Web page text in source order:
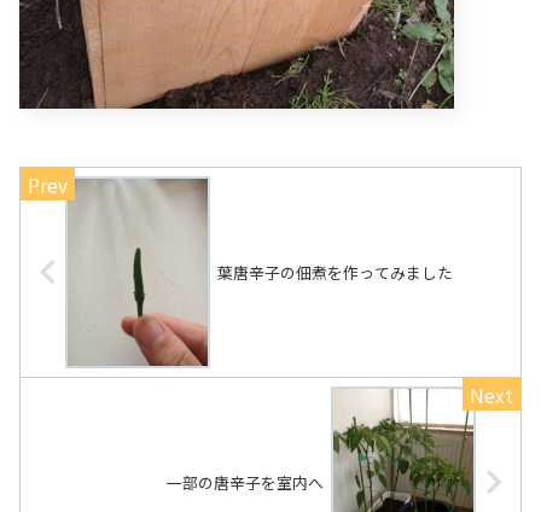
葉唐辛子の佃煮を作ってみました
一部の唐辛子を室内へ